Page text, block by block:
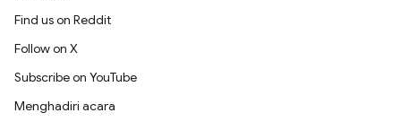
Find us on Reddit
Follow on X
Subscribe on YouTube
Menghadiri acara